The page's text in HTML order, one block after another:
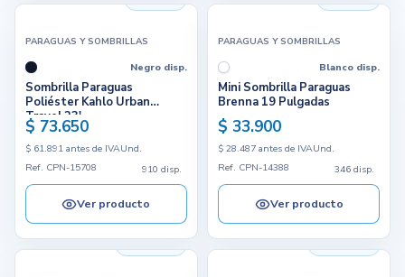
PARAGUAS Y SOMBRILLAS
Negro disp.
Sombrilla Paraguas
Poliéster Kahlo Urban
Travel 23'
$ 73.650
$ 61.891 antes de IVAUnd.
Ref. CPN-15708
910 disp.
Ver producto
PARAGUAS Y SOMBRILLAS
Blanco disp.
Mini Sombrilla Paraguas
Brenna 19 Pulgadas
$ 33.900
$ 28.487 antes de IVAUnd.
Ref. CPN-14388
346 disp.
Ver producto